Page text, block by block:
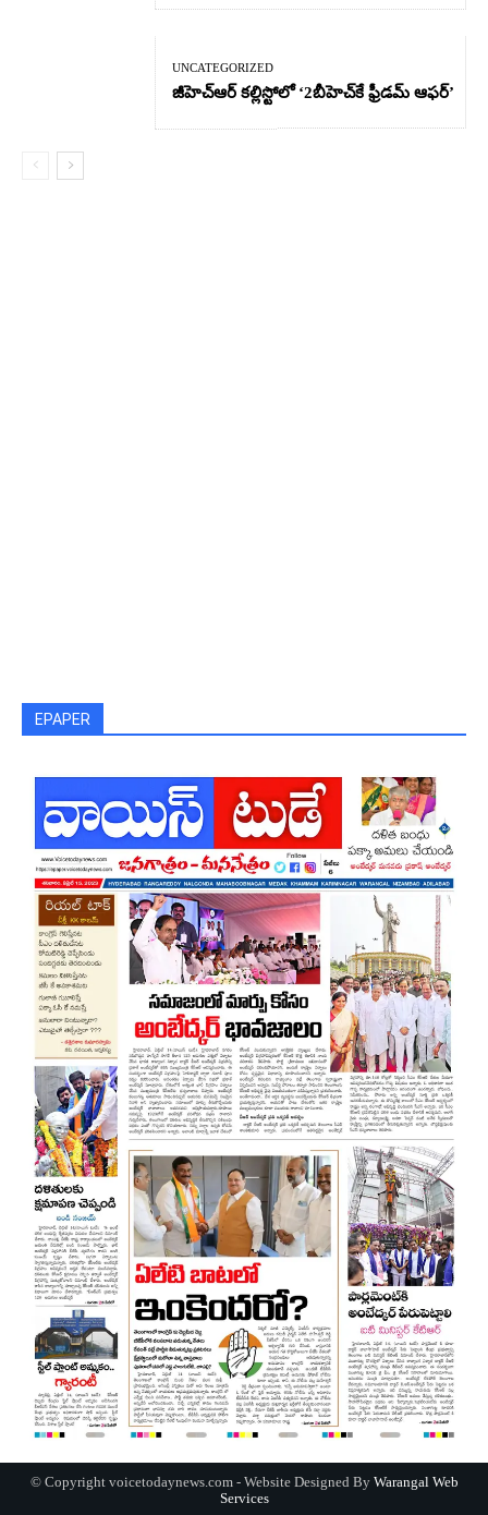
UNCATEGORIZED
జీహెచ్ఆర్‌ కల్లిస్టోలో ‘2బీహెచ్‌కే ఫ్రీడమ్ ఆఫర్’
EPAPER
© Copyright voicetodaynews.com - Website Designed By Warangal Web
Services